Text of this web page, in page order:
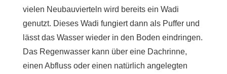
vielen Neubauvierteln wird bereits ein Wadi
genutzt. Dieses Wadi fungiert dann als Puffer und
lässt das Wasser wieder in den Boden eindringen.
Das Regenwasser kann über eine Dachrinne,
einen Abfluss oder einen natürlich angelegten